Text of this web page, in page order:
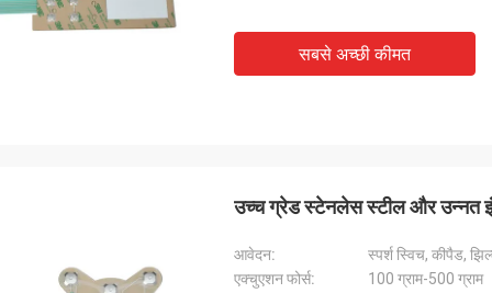
सबसे अच्छी कीमत
उच्च ग्रेड स्टेनलेस स्टील और उन्नत
आवेदन:
स्पर्श स्विच, कीपैड,
एक्चुएशन फोर्स:
100 ग्राम-500 ग्राम